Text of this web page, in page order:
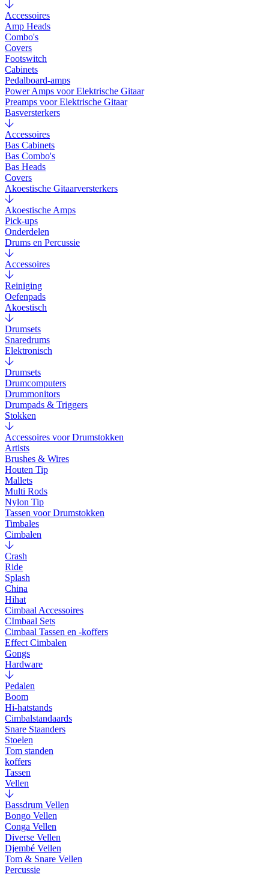
Accessoires
Amp Heads
Combo's
Covers
Footswitch
Cabinets
Pedalboard-amps
Power Amps voor Elektrische Gitaar
Preamps voor Elektrische Gitaar
Basversterkers
Accessoires
Bas Cabinets
Bas Combo's
Bas Heads
Covers
Akoestische Gitaarversterkers
Akoestische Amps
Pick-ups
Onderdelen
Drums en Percussie
Accessoires
Reiniging
Oefenpads
Akoestisch
Drumsets
Snaredrums
Elektronisch
Drumsets
Drumcomputers
Drummonitors
Drumpads & Triggers
Stokken
Accessoires voor Drumstokken
Artists
Brushes & Wires
Houten Tip
Mallets
Multi Rods
Nylon Tip
Tassen voor Drumstokken
Timbales
Cimbalen
Crash
Ride
Splash
China
Hihat
Cimbaal Accessoires
CImbaal Sets
Cimbaal Tassen en -koffers
Effect Cimbalen
Gongs
Hardware
Pedalen
Boom
Hi-hatstands
Cimbalstandaards
Snare Staanders
Stoelen
Tom standen
koffers
Tassen
Vellen
Bassdrum Vellen
Bongo Vellen
Conga Vellen
Diverse Vellen
Djembé Vellen
Tom & Snare Vellen
Percussie